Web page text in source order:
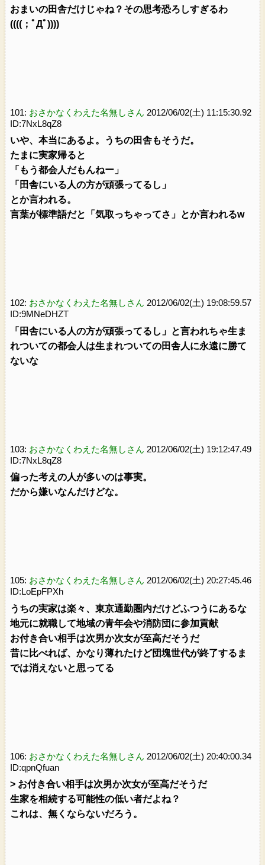
おまいの田舎だけじゃね？その思考恐ろしすぎるわ
((((；ﾟДﾟ))))
101: おさかなくわえた名無しさん 2012/06/02(土) 11:15:30.92
ID:7NxL8qZ8
いや、本当にあるよ。うちの田舎もそうだ。
たまに実家帰ると
「もう都会人だもんねー」
「田舎にいる人の方が頑張ってるし」
とか言われる。
言葉が標準語だと「気取っちゃってさ」とか言われるw
102: おさかなくわえた名無しさん 2012/06/02(土) 19:08:59.57
ID:9MNeDHZT
「田舎にいる人の方が頑張ってるし」と言われちゃ生ま
れついての都会人は生まれついての田舎人に永遠に勝て
ないな
103: おさかなくわえた名無しさん 2012/06/02(土) 19:12:47.49
ID:7NxL8qZ8
偏った考えの人が多いのは事実。
だから嫌いなんだけどな。
105: おさかなくわえた名無しさん 2012/06/02(土) 20:27:45.46
ID:LoEpFPXh
うちの実家は楽々、東京通勤圏内だけどふつうにあるな
地元に就職して地域の青年会や消防団に参加貢献
お付き合い相手は次男か次女が至高だそうだ
昔に比べれば、かなり薄れたけど団塊世代が終了するま
では消えないと思ってる
106: おさかなくわえた名無しさん 2012/06/02(土) 20:40:00.34
ID:qpnQfuan
> お付き合い相手は次男か次女が至高だそうだ
生家を相続する可能性の低い者だよね？
これは、無くならないだろう。